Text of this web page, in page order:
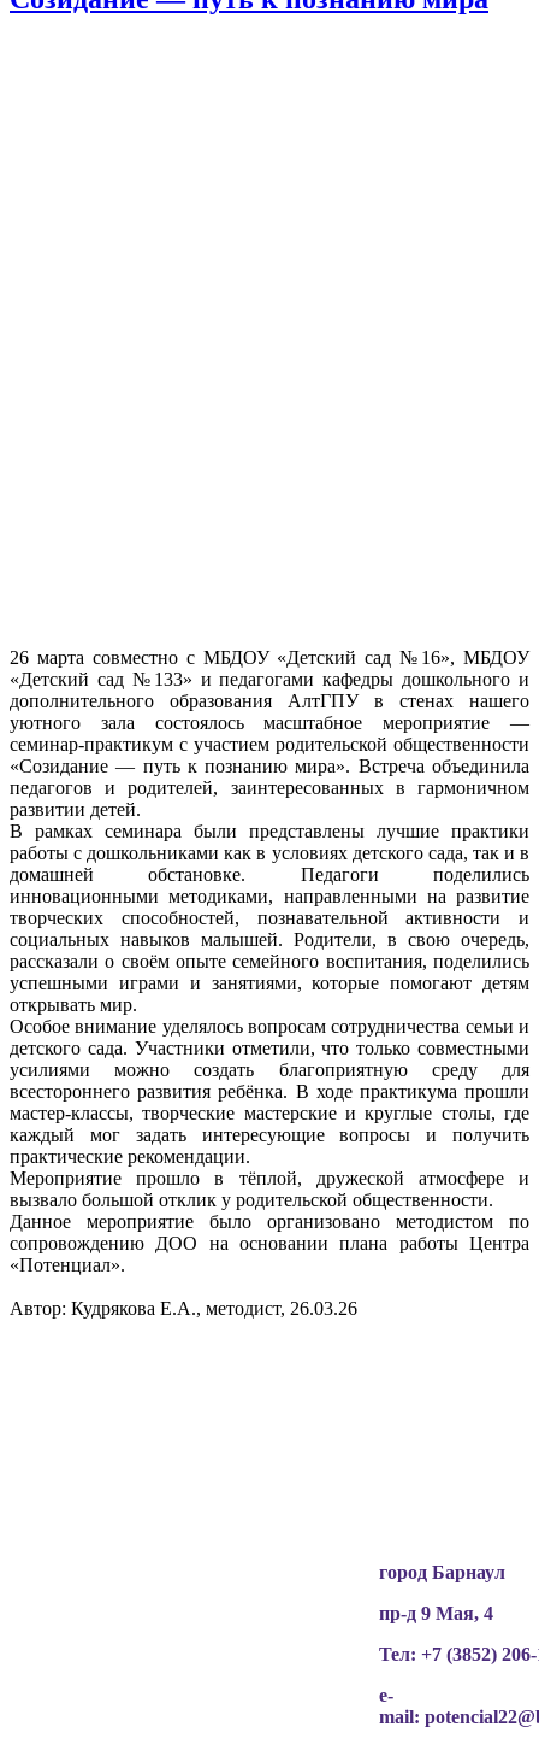
26 марта совместно с МБДОУ «Детский сад №16», МБДОУ
«Детский сад №133» и педагогами кафедры дошкольного и
дополнительного образования АлтГПУ в стенах нашего
уютного зала состоялось масштабное мероприятие —
семинар-практикум с участием родительской общественности
«Созидание — путь к познанию мира». Встреча объединила
педагогов и родителей, заинтересованных в гармоничном
развитии детей.
В рамках семинара были представлены лучшие практики
работы с дошкольниками как в условиях детского сада, так и в
домашней обстановке. Педагоги поделились
инновационными методиками, направленными на развитие
творческих способностей, познавательной активности и
социальных навыков малышей. Родители, в свою очередь,
рассказали о своём опыте семейного воспитания, поделились
успешными играми и занятиями, которые помогают детям
открывать мир.
Особое внимание уделялось вопросам сотрудничества семьи и
детского сада. Участники отметили, что только совместными
усилиями можно создать благоприятную среду для
всестороннего развития ребёнка. В ходе практикума прошли
мастер-классы, творческие мастерские и круглые столы, где
каждый мог задать интересующие вопросы и получить
практические рекомендации.
Мероприятие прошло в тёплой, дружеской атмосфере и
вызвало большой отклик у родительской общественности.
Данное мероприятие было организовано методистом по
сопровождению ДОО на основании плана работы Центра
«Потенциал».
Автор: Кудрякова Е.А., методист, 26.03.26
город Барнаул
пр-д 9 Мая, 4
Тел: +7 (3852)
e-
mail: